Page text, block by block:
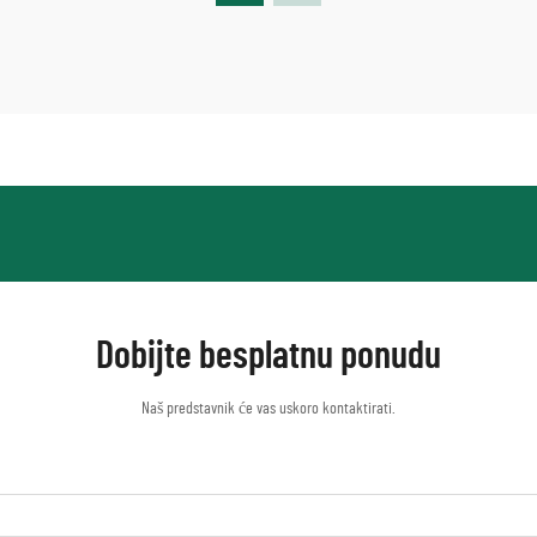
Dobijte besplatnu ponudu
Naš predstavnik će vas uskoro kontaktirati.